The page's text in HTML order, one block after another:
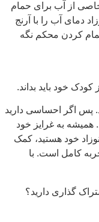
از آب برای حمام
دمای آب را با آرنج
کردن محکم نگه
پس اگر احساسی دارید
همیشه به غرایز خود
خود هستید، کمک
کامل است. با
گذاری دارید؟